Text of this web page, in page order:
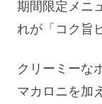
期間限定メニ
れが「コク旨
クリーミーな
マカロニを加